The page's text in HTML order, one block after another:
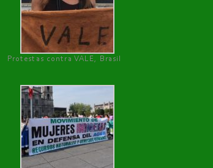
Protestas contra VALE, Brasil